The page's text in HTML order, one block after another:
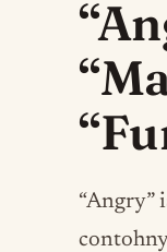
“Angry”